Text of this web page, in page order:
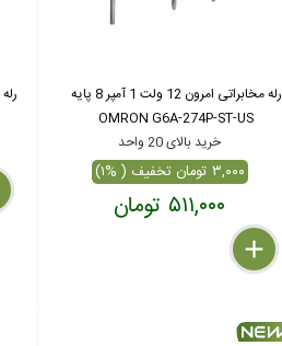
رله مخابراتی امرون 12 ولت 1 آمپر 8 پایه
OMRON G6A-274P-ST-US
خرید بالای 20 واحد
۳,۰۰۰ تومان تخفیف ( %۱)
۵۱۱,۰۰۰ تومان
delete
remove
add